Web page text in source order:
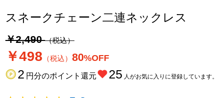
スネークチェーン二連ネックレス
￥2,490（税込）
￥498 （税込） 80%OFF
2 円分のポイント還元 25 人がお気に入りに登録しています。